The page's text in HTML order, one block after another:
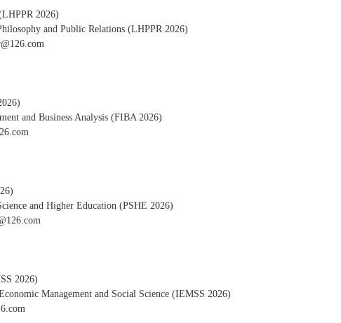
2026)
and Public Relations (LHPPR 2026)
and Business Analysis (FIBA 2026)
and Higher Education (PSHE 2026)
2026)
Management and Social Science (IEMSS 2026)